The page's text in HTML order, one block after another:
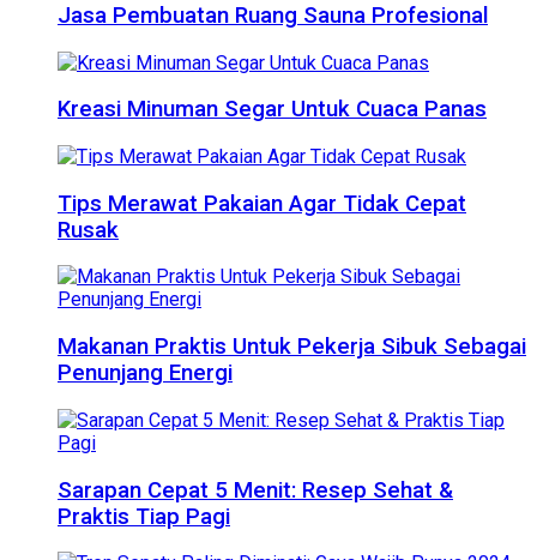
Jasa Pembuatan Ruang Sauna Profesional
Kreasi Minuman Segar Untuk Cuaca Panas
Tips Merawat Pakaian Agar Tidak Cepat
Rusak
Makanan Praktis Untuk Pekerja Sibuk Sebagai
Penunjang Energi
Sarapan Cepat 5 Menit: Resep Sehat &
Praktis Tiap Pagi